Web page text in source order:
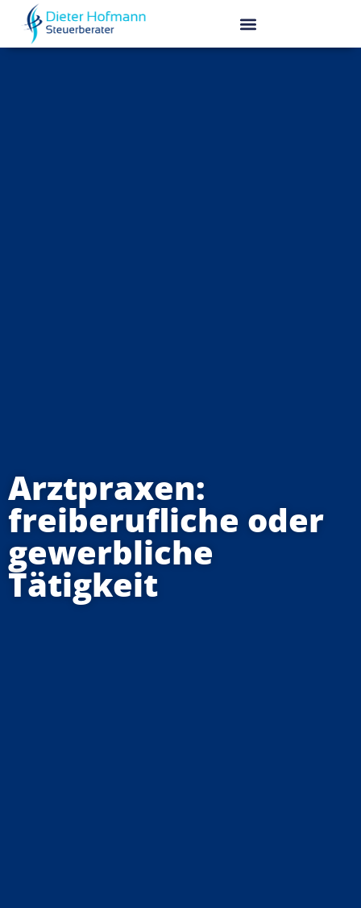
Arztpraxen:
freiberufliche oder
gewerbliche
Tätigkeit